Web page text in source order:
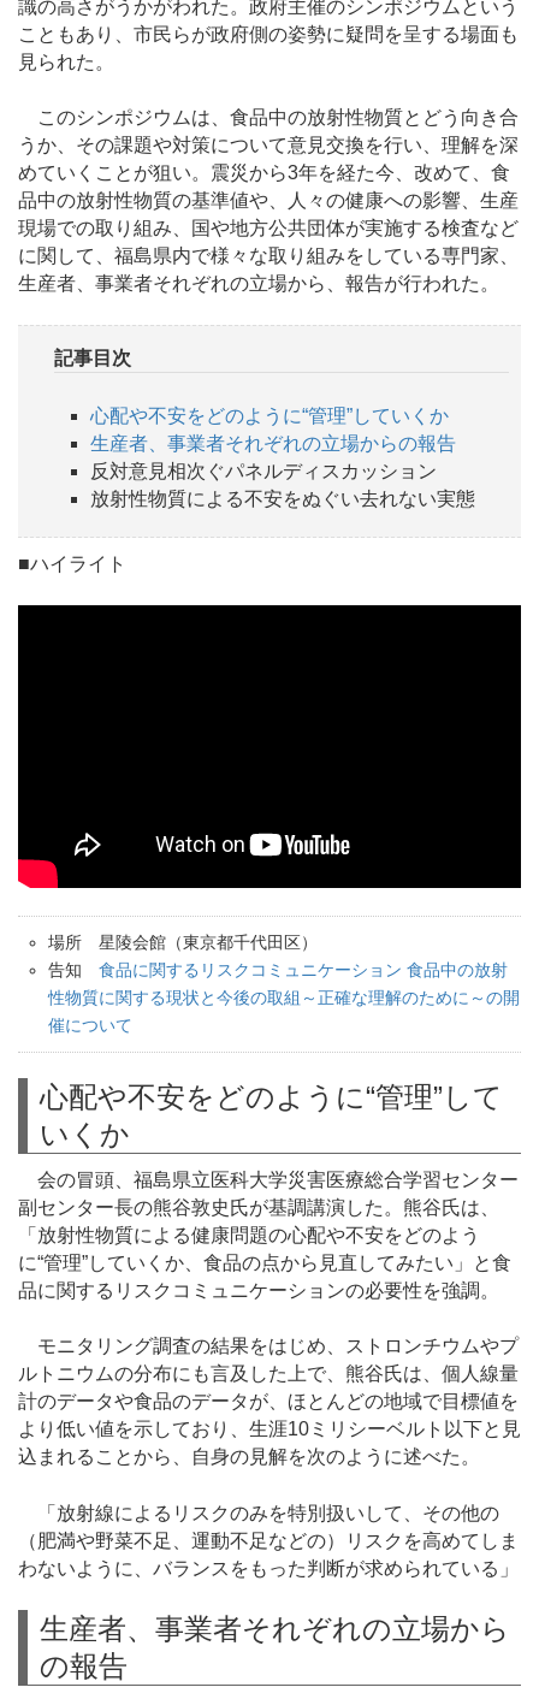
識の高さがうかがわれた。政府主催のシンポジウムという
こともあり、市民らが政府側の姿勢に疑問を呈する場面も
見られた。
このシンポジウムは、食品中の放射性物質とどう向き合
うか、その課題や対策について意見交換を行い、理解を深
めていくことが狙い。震災から3年を経た今、改めて、食
品中の放射性物質の基準値や、人々の健康への影響、生産
現場での取り組み、国や地方公共団体が実施する検査など
に関して、福島県内で様々な取り組みをしている専門家、
生産者、事業者それぞれの立場から、報告が行われた。
記事目次
心配や不安をどのように“管理”していくか
生産者、事業者それぞれの立場からの報告
反対意見相次ぐパネルディスカッション
放射性物質による不安をぬぐい去れない実態
■ハイライト
場所 星陵会館（東京都千代田区）
告知 食品に関するリスクコミュニケーション 食品中の放射
性物質に関する現状と今後の取組～正確な理解のために～の開
催について
心配や不安をどのように“管理”して
いくか
会の冒頭、福島県立医科大学災害医療総合学習センター
副センター長の熊谷敦史氏が基調講演した。熊谷氏は、
「放射性物質による健康問題の心配や不安をどのよう
に“管理”していくか、食品の点から見直してみたい」と食
品に関するリスクコミュニケーションの必要性を強調。
モニタリング調査の結果をはじめ、ストロンチウムやプ
ルトニウムの分布にも言及した上で、熊谷氏は、個人線量
計のデータや食品のデータが、ほとんどの地域で目標値を
より低い値を示しており、生涯10ミリシーベルト以下と見
込まれることから、自身の見解を次のように述べた。
「放射線によるリスクのみを特別扱いして、その他の
（肥満や野菜不足、運動不足などの）リスクを高めてしま
わないように、バランスをもった判断が求められている」
生産者、事業者それぞれの立場から
の報告